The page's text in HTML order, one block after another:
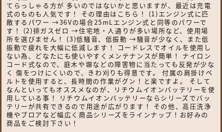
てらっしゃる方が 多いのではないかと思いますが、最近は充電
式のものも人気です！ その理由はこちら！ (1)エンジン式に匹
敵するパワー →36Vの場合25mLエンジン式と同等のパワーで
す！ (2)排ガスゼロ →住宅地・人通りが多い場所など、使用場
所を選びません！ (3)低騒音、低振動 →騒音が少なく、また低
振動で疲れを大幅に低減します！ コードレスでオイルを使用し
ない為、どなたにも使いやすくメンテナンスが簡単！ ナイロン
コード式なので、庭木や塀などの障害物に当たっても反発が少な
く 傷をつけにくいので、きわ刈りも得意です。 付属の肩掛けベ
ルトを使用すると、長時間の作業がグン！と楽ですよ。 そして
なんといってもオススメなのが、リチウムイオンバッテリーを使
用している事！ リチウムイオンバッテリーならシリーズでバッ
テリーが共有できるので用途が広がります！ その他、高圧洗浄
機やブロアなど幅広く商品シリーズをラインナップ！お好みの
商品をご検討下さい！